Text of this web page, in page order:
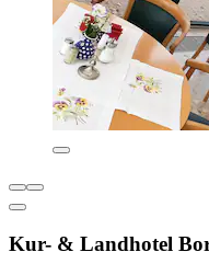
Kur- & Landhotel